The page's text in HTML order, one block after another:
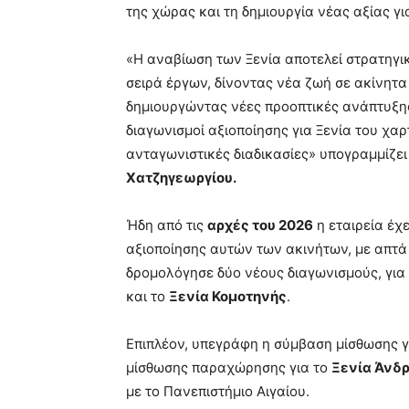
της χώρας και τη δημιουργία νέας αξίας
«Η αναβίωση των Ξενία αποτελεί
σειρά έργων, δίνοντας νέα ζωή σε
δημιουργώντας νέες προοπτικές
διαγωνισμοί αξιοποίησης για Ξενία του
ανταγωνιστικές διαδικασίες»
Χατζηγεωργίου.
Ήδη από τις αρχές του 2026 η εταιρεία
αξιοποίησης αυτών των ακινήτων, με
δρομολόγησε δύο νέους διαγωνισμούς,
και το Ξενία Κομοτηνής.
Επιπλέον, υπεγράφη η σύμβαση μίσθωσης
μίσθωσης παραχώρησης για το Ξενία
με το Πανεπιστήμιο Αιγαίου.